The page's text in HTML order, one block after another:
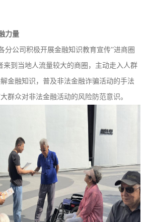
力量
分公司积极开展金融知识教育宣传”进商圈
来到当地人流量较大的商圈，主动走入人群
金融知识，普及非法金融诈骗活动的手法
群众对非法金融活动的风险防范意识。